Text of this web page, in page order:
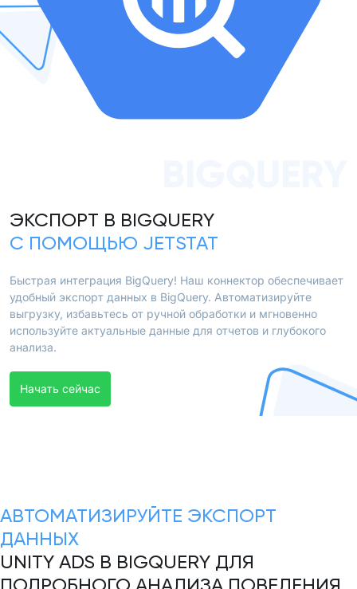
ЭКСПОРТ В BIGQUERY
С ПОМОЩЬЮ JETSTAT
Быстрая интеграция BigQuery! Наш коннектор обеспечивает
удобный экспорт данных в BigQuery. Автоматизируйте
выгрузку, избавьтесь от ручной обработки и мгновенно
используйте актуальные данные для отчетов и глубокого
анализа.
Начать сейчас
АВТОМАТИЗИРУЙТЕ ЭКСПОРТ
ДАННЫХ
UNITY ADS В BIGQUERY ДЛЯ